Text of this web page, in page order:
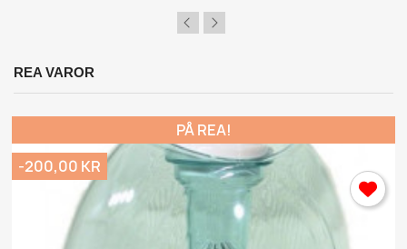
REA VAROR
PÅ REA!
-200,00 KR